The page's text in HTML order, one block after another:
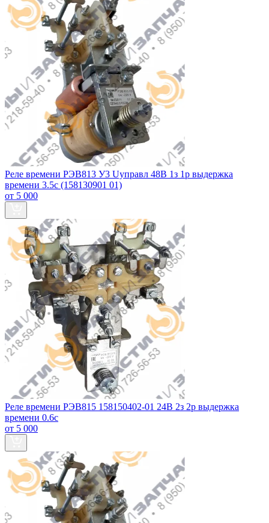
Реле времени РЭВ813 У3 Uуправл 48В 1з 1р выдержка
времени 3.5с (158130901 01)
от 5 000
Реле времени РЭВ815 158150402-01 24В 2з 2р выдержка
времени 0.6с
от 5 000